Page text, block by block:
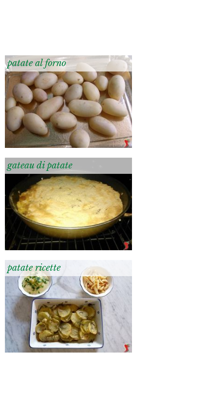
patate al forno
gateau di patate
patate ricette